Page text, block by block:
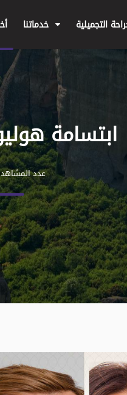
التجميلية
ابتسامة
عدد المشاهدات